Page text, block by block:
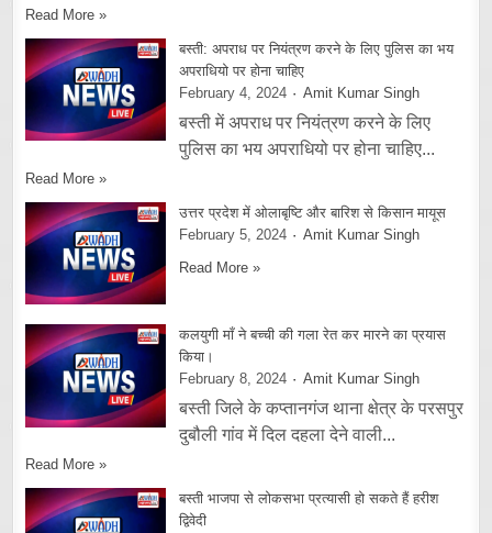
Read More »
बस्ती: अपराध पर नियंत्रण करने के लिए पुलिस का भय
अपराधियो पर होना चाहिए
February 4, 2024
Amit Kumar Singh
बस्ती में अपराध पर नियंत्रण करने के लिए
पुलिस का भय अपराधियो पर होना चाहिए...
Read More »
उत्तर प्रदेश में ओलाबृष्टि और बारिश से किसान मायूस
February 5, 2024
Amit Kumar Singh
Read More »
कलयुगी माँ ने बच्ची की गला रेत कर मारने का प्रयास
किया।
February 8, 2024
Amit Kumar Singh
बस्ती जिले के कप्तानगंज थाना क्षेत्र के परसपुर
दुबौली गांव में दिल दहला देने वाली...
Read More »
बस्ती भाजपा से लोकसभा प्रत्यासी हो सकते हैं हरीश
द्विवेदी